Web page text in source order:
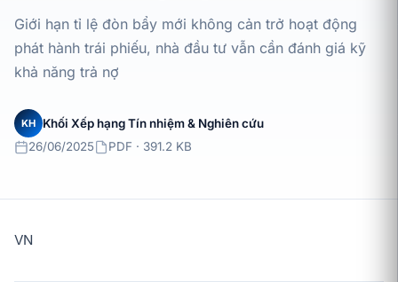
Giới hạn tỉ lệ đòn bẩy mới không cản trở hoạt động
phát hành trái phiếu, nhà đầu tư vẫn cần đánh giá kỹ
khả năng trả nợ
KH
Khối Xếp hạng Tín nhiệm & Nghiên cứu
26/06/2025
PDF · 391.2 KB
VN